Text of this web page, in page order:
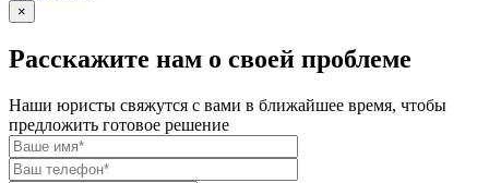
×
Расскажите нам о своей проблеме
Наши юристы свяжутся с вами в ближайшее время, чтобы
предложить готовое решение